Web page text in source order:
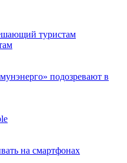
туристам
подозревают в
на смартфонах